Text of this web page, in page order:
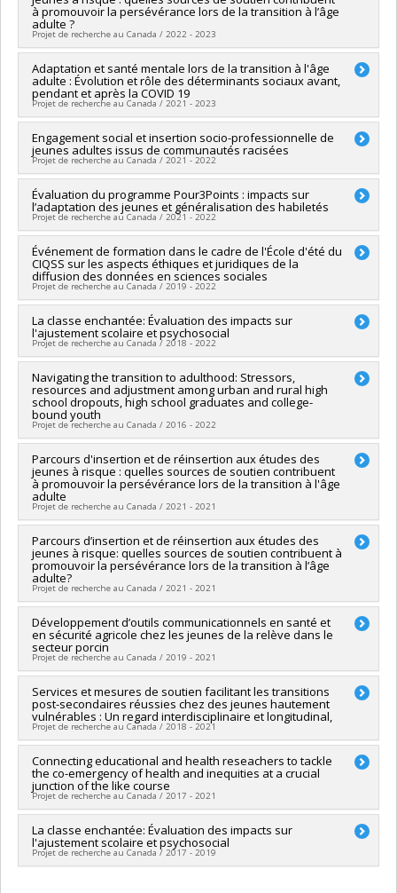
,Isabelle Archambault,Katherine Frohlich ,Nancy Beauregard
,Frédéric Nault-Brière (In memoriam)
Sources de financement :FRQSC/Fonds de recherche du
Québec - Société et culture (FQRSC)
Programmes de subvention : PVXXXXXX-(AC) Action concertée
: Prog de rech sur la persévérance et la réussite scolaires
à promouvoir la persévérance lors de la transition à l’âge
adulte ?
Projet de recherche au Canada / 2022 - 2023
Chercheur principal :Véronique Dupéré
Sources de financement :MITACS Inc.
Programmes de subvention :PVXXXXXX-Stage Accélération
Québec - MITACS
Adaptation et santé mentale lors de la transition à l'âge
adulte : Évolution et rôle des déterminants sociaux avant,
pendant et après la COVID 19
Projet de recherche au Canada / 2021 - 2023
Chercheur principal : Véronique Dupéré
Sources de financement :CRSH/Conseil de recherches en
sciences humaines du Canada
Programmes de subvention :
institutionnelle du CRSH - Subventions d'exploration
Engagement social et insertion socio-professionnelle de
jeunes adultes issus de communautés racisées
Projet de recherche au Canada / 2021 - 2022
Chercheur principal :Véronique Dupéré
Sources de financement :MITACS Inc.
Programmes de subvention :
Québec - MITACS
Évaluation du programme Pour3Points : impacts sur
l’adaptation des jeunes et généralisation des habiletés
Projet de recherche au Canada / 2021 - 2022
Chercheur principal :Kristel Tardif-Grenier
Co-chercheurs : Isabelle Archambault,Véronique Dupéré
Elizabeth Olivier,Christine Gervais ,William Falcão
Sources de financement :CRSH/Conseil de recherches en
sciences humaines du Canada
Programmes de subvention :PVXXXXXX-Subvention
d'engagement partenarial
Événement de formation dans le cadre de l'École d'été du
CIQSS sur les aspects éthiques et juridiques de la
diffusion des données en sciences sociales
Projet de recherche au Canada / 2019 - 2022
Chercheur principal : Véronique Dupéré
Co-chercheurs : Isabelle Archambault
Sources de financement :
Programmes de subvention :PV152160-Subvention
Connexion
La classe enchantée: Évaluation des impacts sur
l'ajustement scolaire et psychosocial
Projet de recherche au Canada / 2018 - 2022
Chercheur principal : Véronique Dupéré
Co-chercheurs :Isabelle Archambault,Katherine Frohlich
Anne-Sophie Denault
Sources de financement :CRSH/Conseil de recherches en
sciences humaines du Canada
Programmes de subvention :PVX99097-Subvention de
développement de partenariat
Navigating the transition to adulthood: Stressors,
resources and adjustment among urban and rural high
school dropouts, high school graduates and college-
bound youth
Projet de recherche au Canada / 2016 - 2022
Chercheur principal : Véronique Dupéré
Co-chercheurs : Michel Janosz,Alain Marchand,Éric Lacourse
,Isabelle Archambault,Katherine Frohlich ,Frédéric Nault-
Brière (In memoriam),Éric Dion
Sources de financement :CRSH/Conseil de recherches en
sciences humaines du Canada
Programmes de subvention :PVXXXXXX-Subvention Savoir
Parcours d'insertion et de réinsertion aux études des
jeunes à risque : quelles sources de soutien contribuent
à promouvoir la persévérance lors de la transition à l'âge
adulte
Projet de recherche au Canada / 2021 - 2021
Chercheur principal : Véronique Dupéré
Sources de financement :MITACS Inc.
Programmes de subvention : PVXXXXXX-Stage Accélération
Québec - MITACS
Parcours d’insertion et de réinsertion aux études des
jeunes à risque: quelles sources de soutien contribuent à
promouvoir la persévérance lors de la transition à l’âge
adulte?
Projet de recherche au Canada / 2021 - 2021
Chercheur principal :Véronique Dupéré
Sources de financement :MITACS Inc.
Programmes de subvention : PVXXXXXX-Stage Accélération
Québec - MITACS
Développement d’outils communicationnels en santé et
en sécurité agricole chez les jeunes de la relève dans le
secteur porcin
Projet de recherche au Canada / 2019 - 2021
Chercheur principal : Nancy Beauregard
Co-chercheurs :Isabelle Archambault,Katherine Frohlich
Véronique Dupéré,Sarah Fraser
Sources de financement :Université de Montréal
Programmes de subvention :PVXXXXXX-Subvention de
valorisation
Services et mesures de soutien facilitant les transitions
post-secondaires réussies chez des jeunes hautement
vulnérables : Un regard interdisciplinaire et longitudinal,
Projet de recherche au Canada / 2018 - 2021
Chercheur principal :Véronique Dupéré
Co-chercheurs :Nancy Beauregard
Sources de financement :FRQSC/Fonds de recherche du
Québec - Société et culture (FQRSC)
Programmes de subvention :
Connecting educational and health reseachers to tackle
the co-emergency of health and inequities at a crucial
junction of the like course
Projet de recherche au Canada / 2017 - 2021
Chercheur principal : Véronique Dupéré
Co-chercheurs : Alain Lesage,Isabelle Archambault
Katherine Frohlich
La classe enchantée: Évaluation des impacts sur
l'ajustement scolaire et psychosocial
Projet de recherche au Canada / 2017 - 2019